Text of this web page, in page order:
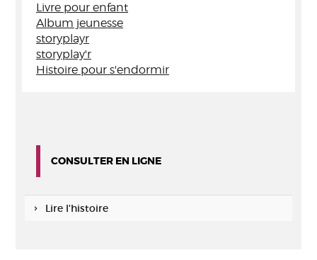
Livre pour enfant
Album jeunesse
storyplayr
storyplay'r
Histoire pour s'endormir
CONSULTER EN LIGNE
Lire l'histoire